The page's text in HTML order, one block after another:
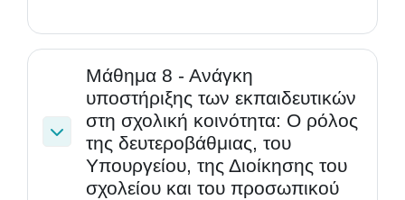
Collapse
Μάθημα 8 - Ανάγκη
υποστήριξης των εκπαιδευτικών
στη σχολική κοινότητα: Ο ρόλος
της δευτεροβάθμιας, του
Υπουργείου, της Διοίκησης του
σχολείου και του προσωπικού